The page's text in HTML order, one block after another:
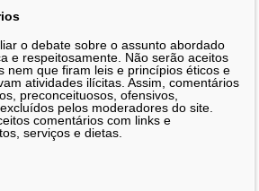
o debate sobre o assunto abordado
e respeitosamente. Não serão aceitos
nem que firam leis e princípios éticos e
atividades ilícitas. Assim, comentários
preconceituosos, ofensivos,
pelos moderadores do site.
comentários com links e
serviços e dietas.